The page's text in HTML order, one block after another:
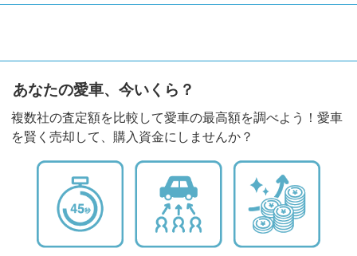
あなたの愛車、今いくら？
複数社の査定額を比較して愛車の最高額を調べよう！愛車
を賢く売却して、購入資金にしませんか？